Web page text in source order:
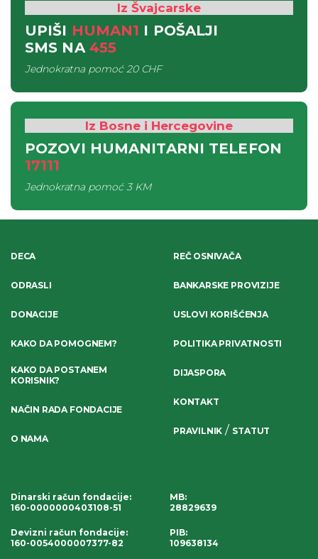
Iz Švajcarske
UPIŠI HUMAN1 I POŠALJI
SMS NA 455
Jednokratna pomoć20 CHF
Iz Bosne i Hercegovine
POZOVI HUMANITARNI TELEFON
17111
Jednokratna pomoć3 KM
DECA
ODRASLI
DONACIJE
KAKO DA POMOGNEM?
KAKO DA POSTANEM
KORISNIK?
NAČIN RADA FONDACIJE
O NAMA
REČ OSNIVAČA
BANKARSKE PROVIZIJE
USLOVI KORIŠĆENJA
POLITIKA PRIVATNOSTI
DIJASPORA
KONTAKT
PRAVILNIK / STATUT
Dinarski račun fondacije:
160-0000000403108-51
Devizni račun fondacije:
160-0054000007377-82
MB:
28829639
PIB:
109638134